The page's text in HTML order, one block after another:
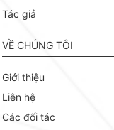
Tác giả
VỀ CHÚNG TÔI
Giới thiệu
Liên hệ
Các đối tác